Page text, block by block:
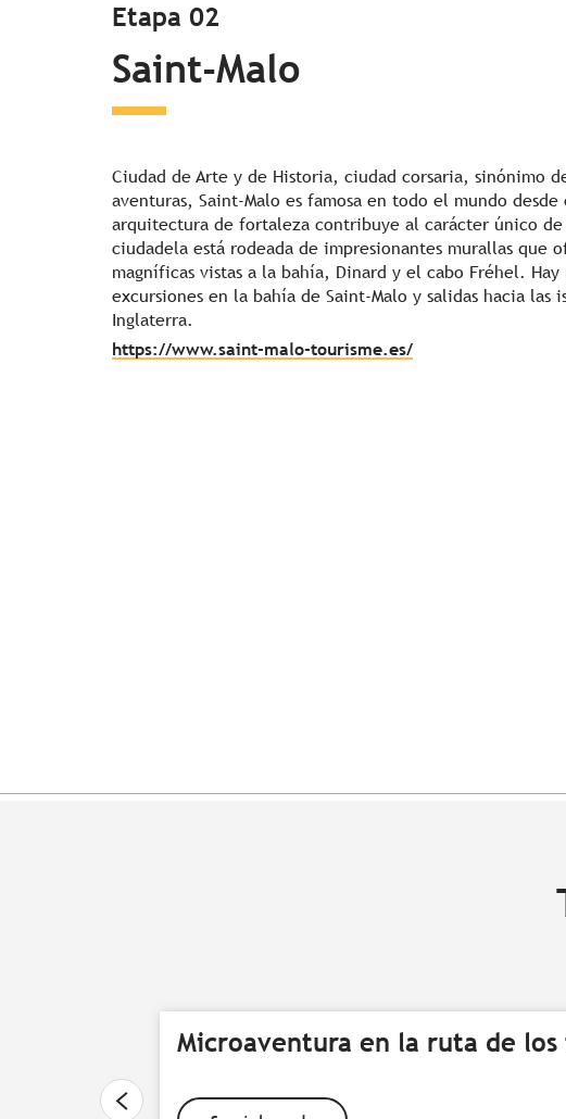
Etapa 02
Saint-Malo
Ciudad de Arte y de Historia, ciudad corsaria, sinónimo
aventuras, Saint-Malo es famosa en todo el mundo desde
arquitectura de fortaleza contribuye al carácter único
ciudadela está rodeada de impresionantes murallas que
magníficas vistas a la bahía, Dinard y el cabo Fréhel. Hay
excursiones en la bahía de Saint-Malo y salidas hacia las
Inglaterra.
https://www.saint-malo-tourisme.es/
Microaventura en la ruta de los